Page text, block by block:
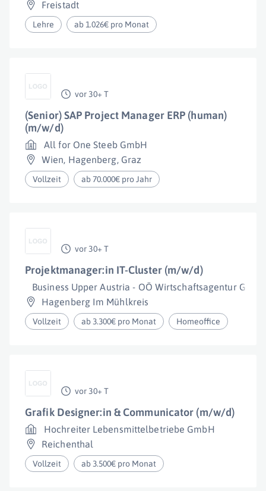
Freistadt
Lehre ab 1.026€ pro Monat
vor 30+ T
(Senior) SAP Project Manager ERP (human)
(m/w/d)
All for One Steeb GmbH
Wien, Hagenberg, Graz
Vollzeit ab 70.000€ pro Jahr
vor 30+ T
Projektmanager:in IT-Cluster (m/w/d)
Business Upper Austria - OÖ Wirtschaftsagentur
Hagenberg Im Mühlkreis
Vollzeit ab 3.300€ pro Monat Homeoffice
vor 30+ T
Grafik Designer:in & Communicator (m/w/d)
Hochreiter Lebensmittelbetriebe GmbH
Reichenthal
Vollzeit ab 3.500€ pro Monat